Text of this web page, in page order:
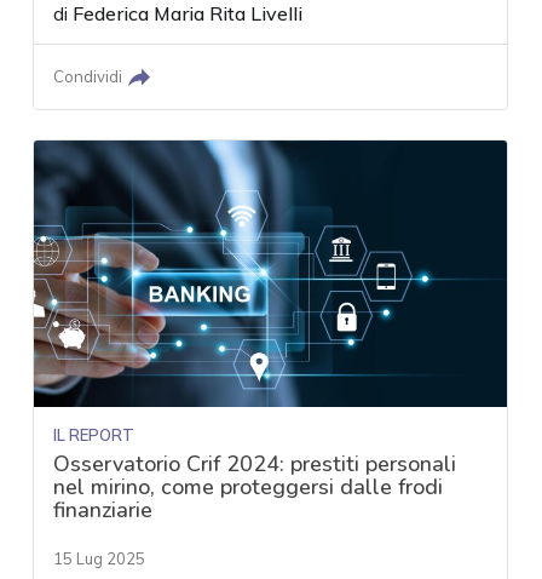
di Federica Maria Rita Livelli
Condividi
IL REPORT
Osservatorio Crif 2024: prestiti personali
nel mirino, come proteggersi dalle frodi
finanziarie
15 Lug 2025